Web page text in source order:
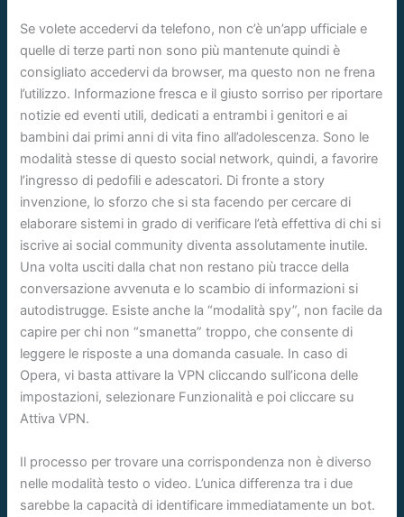
Se volete accedervi da telefono, non c’è un’app ufficiale e
quelle di terze parti non sono più mantenute quindi è
consigliato accedervi da browser, ma questo non ne frena
l’utilizzo. Informazione fresca e il giusto sorriso per riportare
notizie ed eventi utili, dedicati a entrambi i genitori e ai
bambini dai primi anni di vita fino all’adolescenza. Sono le
modalità stesse di questo social network, quindi, a favorire
l’ingresso di pedofili e adescatori. Di fronte a story
invenzione, lo sforzo che si sta facendo per cercare di
elaborare sistemi in grado di verificare l’età effettiva di chi si
iscrive ai social community diventa assolutamente inutile.
Una volta usciti dalla chat non restano più tracce della
conversazione avvenuta e lo scambio di informazioni si
autodistrugge. Esiste anche la “modalità spy”, non facile da
capire per chi non “smanetta” troppo, che consente di
leggere le risposte a una domanda casuale. In caso di
Opera, vi basta attivare la VPN cliccando sull’icona delle
impostazioni, selezionare Funzionalità e poi cliccare su
Attiva VPN.
Il processo per trovare una corrispondenza non è diverso
nelle modalità testo o video. L’unica differenza tra i due
sarebbe la capacità di identificare immediatamente un bot.